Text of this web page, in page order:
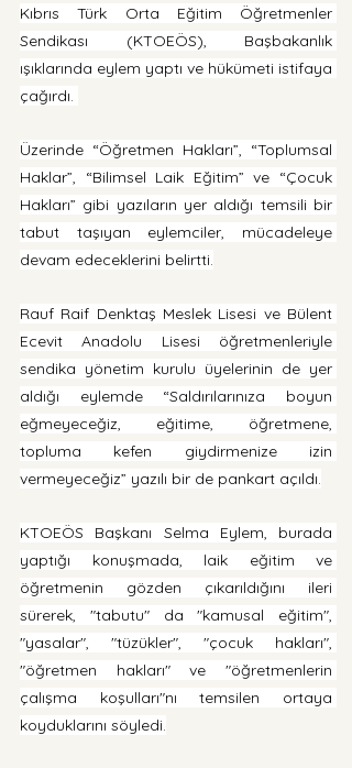
Kıbrıs Türk Orta Eğitim Öğretmenler
Sendikası (KTOEÖS), Başbakanlık
ışıklarında eylem yaptı ve hükümeti istifaya
çağırdı.
Üzerinde “Öğretmen Hakları”, “Toplumsal
Haklar”, “Bilimsel Laik Eğitim” ve “Çocuk
Hakları” gibi yazıların yer aldığı temsili bir
tabut taşıyan eylemciler, mücadeleye
devam edeceklerini belirtti.
Rauf Raif Denktaş Meslek Lisesi ve Bülent
Ecevit Anadolu Lisesi öğretmenleriyle
sendika yönetim kurulu üyelerinin de yer
aldığı eylemde “Saldırılarınıza boyun
eğmeyeceğiz, eğitime, öğretmene,
topluma kefen giydirmenize izin
vermeyeceğiz” yazılı bir de pankart açıldı.
KTOEÖS Başkanı Selma Eylem, burada
yaptığı konuşmada, laik eğitim ve
öğretmenin gözden çıkarıldığını ileri
sürerek, "tabutu" da "kamusal eğitim",
"yasalar", "tüzükler", "çocuk hakları",
"öğretmen hakları" ve "öğretmenlerin
çalışma koşulları"nı temsilen ortaya
koyduklarını söyledi.